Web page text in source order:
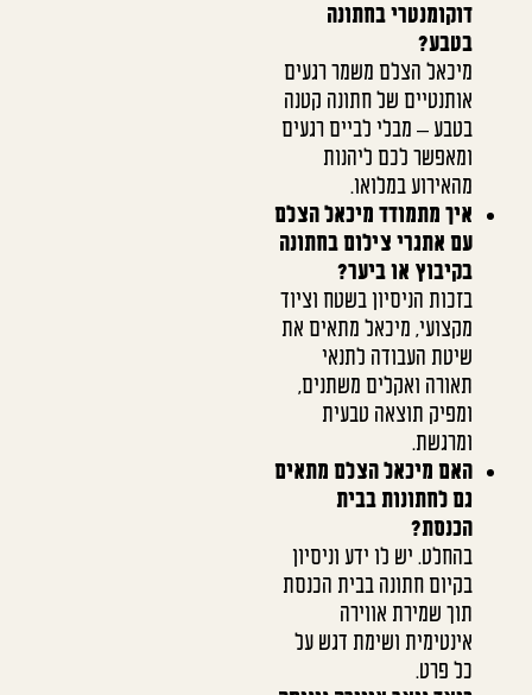
דוקומנטרי בחתונה
בטבע?
מיכאל הצלם משמר רגעים
אותנטיים של חתונה קטנה
בטבע – מבלי לביים רגעים
ומאפשר לכם ליהנות
מהאירוע במלואו.
איך מתמודד מיכאל הצלם
עם אתגרי צילום בחתונה
בקיבוץ או ביער?
בזכות הניסיון בשטח וציוד
מקצועי, מיכאל מתאים את
שיטת העבודה לתנאי
תאורה ואקלים משתנים,
ומפיק תוצאה טבעית
ומרגשת.
האם מיכאל הצלם מתאים
גם לחתונות בבית
הכנסת?
בהחלט. יש לו ידע וניסיון
בקיום חתונה בבית הכנסת
תוך שמירת אווירה
אינטימית ושימת דגש על
כל פרט.